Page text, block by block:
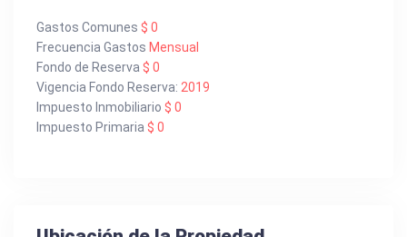
Gastos Comunes $ 0
Frecuencia Gastos Mensual
Fondo de Reserva $ 0
Vigencia Fondo Reserva: 2019
Impuesto Inmobiliario $ 0
Impuesto Primaria $ 0